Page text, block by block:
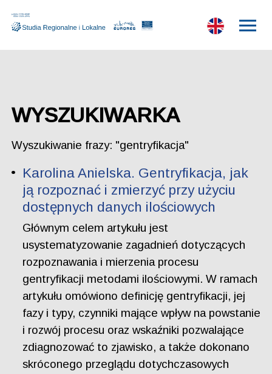
WYSZUKIWARKA
Wyszukiwanie frazy: "gentryfikacja"
Karolina Anielska. Gentryfikacja, jak
ją rozpoznać i zmierzyć przy użyciu
dostępnych danych ilościowych
Głównym celem artykułu jest
usystematyzowanie zagadnień dotyczących
rozpoznawania i mierzenia procesu
gentryfikacji metodami ilościowymi. W ramach
artykułu omówiono definicję gentryfikacji, jej
fazy i typy, czynniki mające wpływ na powstanie
i rozwój procesu oraz wskaźniki pozwalające
zdiagnozować to zjawisko, a także dokonano
skróconego przeglądu dotychczasowych